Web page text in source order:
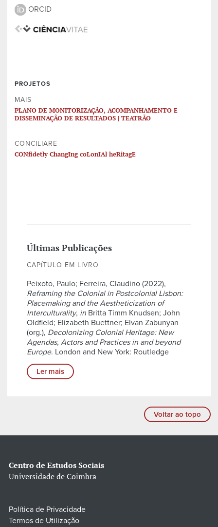
ORCID
PROJETOS
MAIS
PLANO DE MONITORIZAÇÃO, ACOMPANHAMENTO E
DISSEMINAÇÃO DE RESULTADOS | TEATRÃO
CONCILIARE
CONfidetly ChangIng coLonIAl heRitagE
Últimas Publicações
CAPÍTULO EM LIVRO
Peixoto, Paulo; Ferreira, Claudino (2022),
Reframing the Colonial in Postcolonial Lisbon:
Placemaking and the Aestheticization of
Interculturality, in Britta Timm Knudsen; John
Oldfield; Elizabeth Buettner; Elvan Zabunyan
(org.), Decolonizing Colonial Heritage: New
Agendas, Actors and Practices in and beyond
Europe. London and New York: Routledge
Ler mais
Voltar ao topo
Centro de Estudos Sociais
Universidade de Coimbra
Política de Privacidade
Termos de Utilização